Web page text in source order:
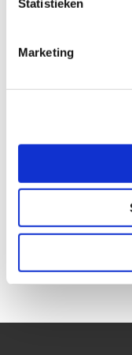
Statistieken
Marketing
gesprekken kort
Het opsporen
Bel voor een eerste